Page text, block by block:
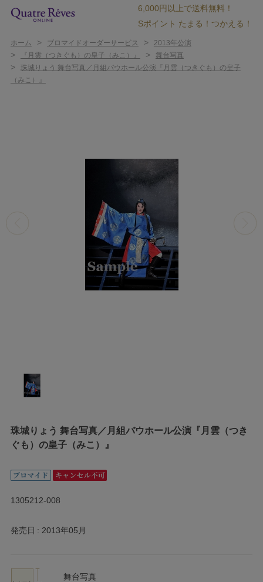
6,000円以上で送料無料！
Sポイント たまる！つかえる！
ホーム > ブロマイドオーダーサービス > 2013年公演
> 『月雲（つきぐも）の皇子（みこ）』 > 舞台写真
>
珠城りょう 舞台写真／月組バウホール公演『月雲（つきぐも）の皇子
（みこ）』
珠城りょう 舞台写真／月組バウホール公演『月雲（つき
ぐも）の皇子（みこ）』
1305212-008
発売日 2013年05月
舞台写真